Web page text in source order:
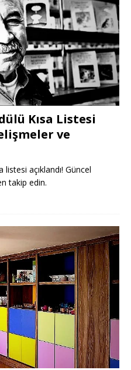
Kısa Listesi
ve
listesi açıklandı! Güncel
takip edin.